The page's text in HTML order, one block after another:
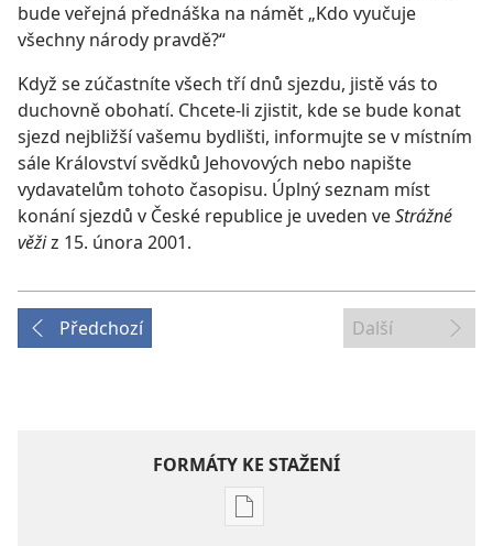
bude veřejná přednáška na námět „Kdo vyučuje
všechny národy pravdě?“
Když se zúčastníte všech tří dnů sjezdu, jistě vás to
duchovně obohatí. Chcete-li zjistit, kde se bude konat
sjezd nejbližší vašemu bydlišti, informujte se v místním
sále Království svědků Jehovových nebo napište
vydavatelům tohoto časopisu. Úplný seznam míst
konání sjezdů v České republice je uveden veStrážné
věžiz 15. února 2001.
Předchozí Další
FORMÁTY KE STAŽENÍ
Formáty